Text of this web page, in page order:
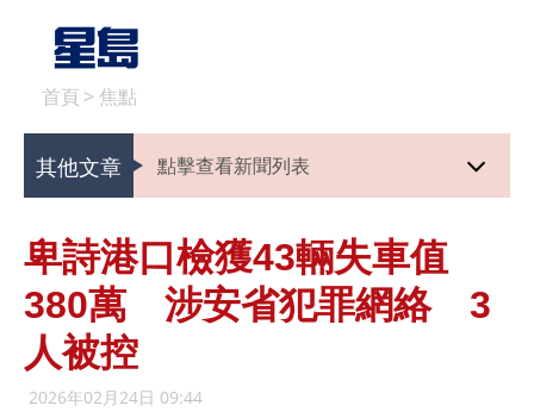
首頁 > 焦點
其他文章 點擊查看新聞列表
卑詩港口檢獲43輛失車值
380萬 涉安省犯罪網絡 3
人被控
2026年02月24日 09:44